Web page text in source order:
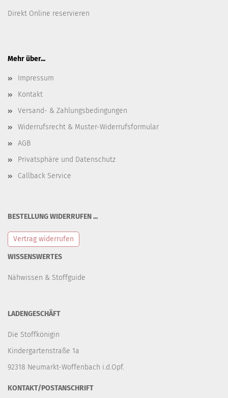
Direkt Online reservieren
Mehr über...
Impressum
Kontakt
Versand- & Zahlungsbedingungen
Widerrufsrecht & Muster-Widerrufsformular
AGB
Privatsphäre und Datenschutz
Callback Service
BESTELLUNG WIDERRUFEN ...
Vertrag widerrufen
WISSENSWERTES
Nähwissen & Stoffguide
LADENGESCHÄFT
Die Stoffkönigin
Kindergartenstraße 1a
92318 Neumarkt-Woffenbach i.d.Opf.
KONTAKT/POSTANSCHRIFT